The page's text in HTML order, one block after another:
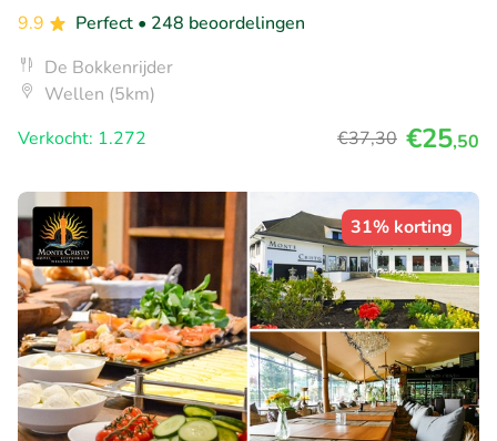
9.9
Perfect • 248 beoordelingen
De Bokkenrijder
Wellen (5km)
Verkocht: 1.272
€37,30 €25,50
31% korting